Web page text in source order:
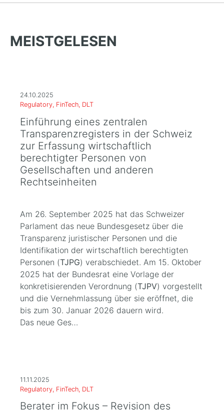
MEISTGELESEN
24.10.2025
Regulatory, FinTech, DLT
Einführung eines zentralen
Transparenzregisters in der Schweiz
zur Erfassung wirtschaftlich
berechtigter Personen von
Gesellschaften und anderen
Rechtseinheiten
Am 26. September 2025 hat das Schweizer
Parlament das neue Bundesgesetz über die
Transparenz juristischer Personen und die
Identifikation der wirtschaftlich berechtigten
Personen (TJPG) verabschiedet. Am 15. Oktober
2025 hat der Bundesrat eine Vorlage der
konkretisierenden Verordnung (TJPV) vorgestellt
und die Vernehmlassung über sie eröffnet, die
bis zum 30. Januar 2026 dauern wird.
Das neue Ges…
11.11.2025
Regulatory, FinTech, DLT
Berater im Fokus – Revision des